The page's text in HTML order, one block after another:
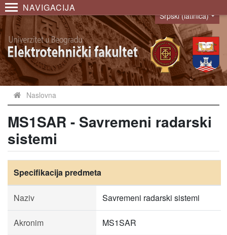
NAVIGACIJA
Language
Srpski (latinica)
Naslovna
MS1SAR - Savremeni radarski
sistemi
Specifikacija predmeta
Naziv Savremeni radarski sistemi
Akronim MS1SAR